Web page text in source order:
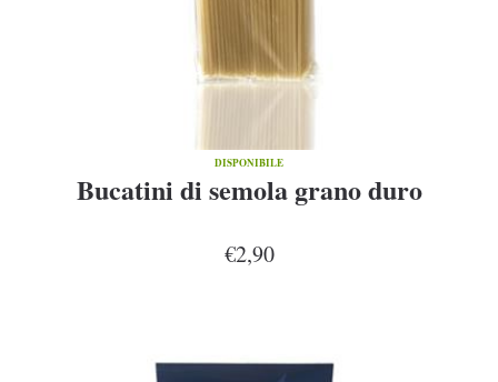
DISPONIBILE
Bucatini di semola grano duro
€2,90